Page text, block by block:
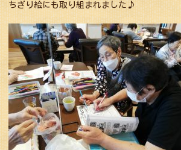
ちぎり絵にも取り組まれました♪